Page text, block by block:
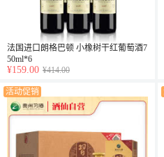
法国进口朗格巴顿 小橡树干红葡萄酒7
50ml*6
¥159.00 ¥414.00
活动促销